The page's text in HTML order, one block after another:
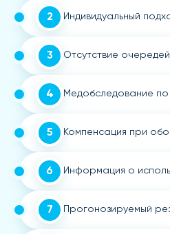
2 Индивидуальный
3 Отсутствие очередей
4 Медобследование
5 Компенсация при
6 Информация о
7 Прогонозируемый